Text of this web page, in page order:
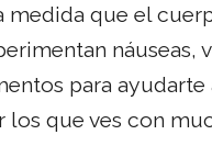
que el
náuseas,
para
que ves con